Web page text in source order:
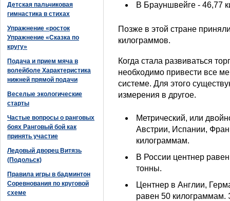
Детская пальчиковая
гимнастика в стихах
Упражнение «росток
Упражнение «Сказка по
кругу»
Подача и прием мяча в
волейболе Характеристика
нижней прямой подачи
Веселые экологические
старты
Частые вопросы о ранговых
боях Ранговый бой как
принять участие
Ледовый дворец Витязь
(Подольск)
Правила игры в бадминтон
Соревнования по круговой
схеме
В Брауншвейге - 46,77
Позже в этой стране
килограммов.
Когда стала развиваться
необходимо привести все
системе. Для этого
измерения в другое.
Метрический, или
Австрии, Испании,
килограммам.
В России центнер
тонны.
Центнер в Англии,
равен 50